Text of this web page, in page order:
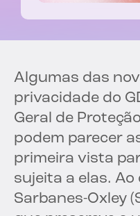
Algumas das
privacidade do
Geral de
podem parecer
primeira vista
sujeita a elas.
Sarbanes-Oxley